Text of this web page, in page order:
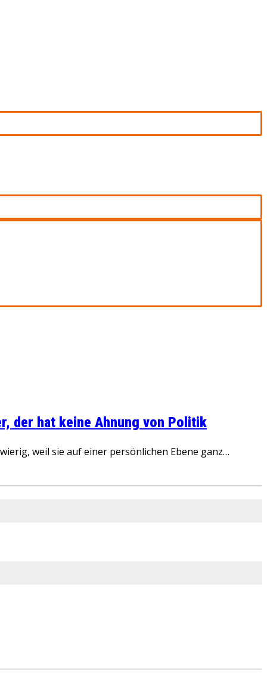
der hat keine Ahnung von Politik
weil sie auf einer persönlichen Ebene ganz…